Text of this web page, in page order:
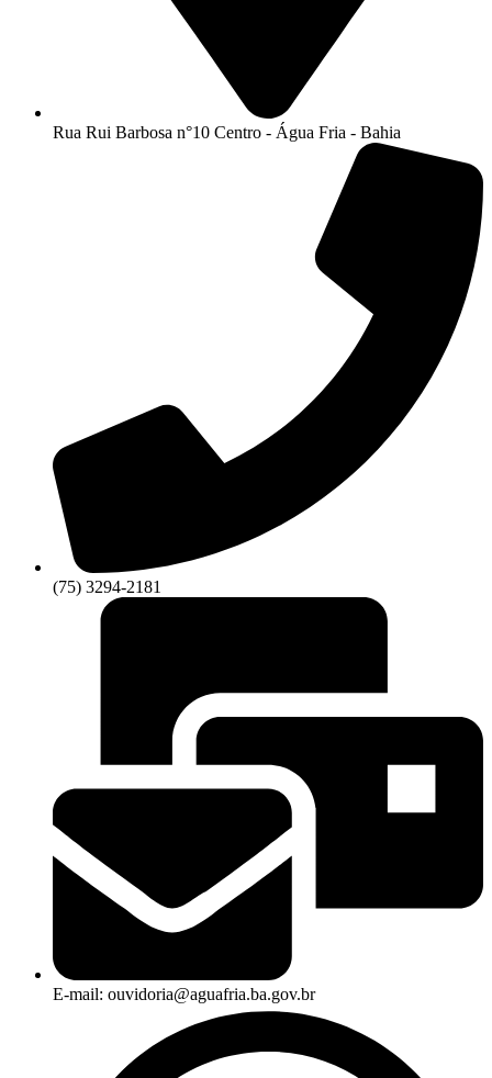
Rua Rui Barbosa n°10 Centro - Água Fria - Bahia
(75) 3294-2181
E-mail: ouvidoria@aguafria.ba.gov.br